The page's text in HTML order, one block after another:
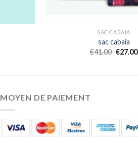
SAC CABAIA
sac cabaia
€41.00 €27.00
MOYEN DE PAIEMENT